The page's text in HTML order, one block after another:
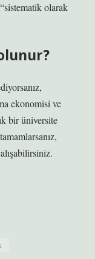
olarak
ekonomisi ve
bir üniversite